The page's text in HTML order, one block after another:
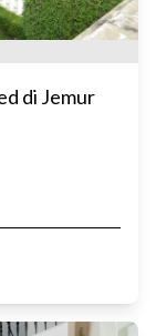
di Jemur